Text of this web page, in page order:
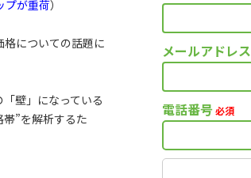
プが重荷）
についての話題に
壁」になっている
”を解析するた
メールアドレス
電話番号必須